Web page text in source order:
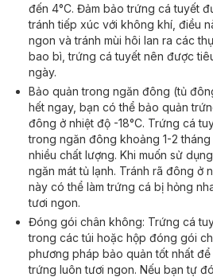
đến 4°C. Đảm bảo trứng cá tuyết
tránh tiếp xúc với không khí, điều
ngon và tránh mùi hôi lan ra các
bao bì, trứng cá tuyết nên được
ngày.
Bảo quản trong ngăn đông (tủ
hết ngay, bạn có thể bảo quản
đông ở nhiệt độ -18°C. Trứng cá
trong ngăn đông khoảng 1-2
nhiều chất lượng. Khi muốn sử
ngăn mát tủ lạnh. Tránh rã đông ở
này có thể làm trứng cá bị hỏng
tươi ngon.
Đóng gói chân không: Trứng cá
trong các túi hoặc hộp đóng gói
phương pháp bảo quản tốt nhất
trứng luôn tươi ngon. Nếu bạn tự